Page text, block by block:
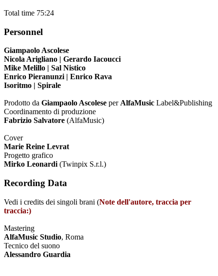
Total time 75:24
Personnel
Giampaolo Ascolese
Nicola Arigliano | Gerardo Iacoucci
Mike Melillo | Sal Nistico
Enrico Pieranunzi| Enrico Rava
Isoritmo | Spirale
Prodotto da Giampaolo Ascolese perAlfaMusic Label&Publishing
Coordinamento di produzione
Fabrizio Salvatore (AlfaMusic)
Cover
Marie Reine Levrat
Progetto grafico
Mirko Leonardi(Twinpix S.r.l.)
Recording Data
Vedi i credits dei singoli brani (Note dell'autore, traccia per
traccia:)
Mastering
AlfaMusic Studio, Roma
Tecnico del suono
Alessandro Guardia